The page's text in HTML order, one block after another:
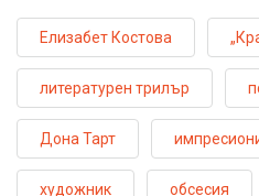
Елизабет Костова
литературен трилър
Дона Тарт
художник обсесия